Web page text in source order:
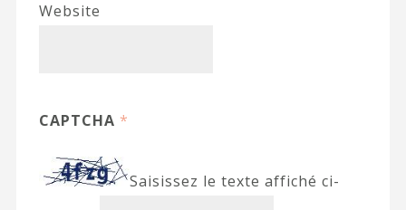
Website
CAPTCHA *
Saisissez le texte affiché ci-